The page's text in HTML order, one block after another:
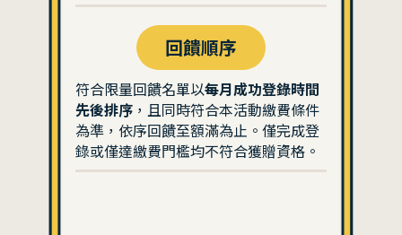
回饋順序
符合限量回饋名單以每月成功登錄時間
先後排序 ，且同時符合本活動繳費條件
為準，依序回饋至額滿為止。僅完成登
錄或僅達繳費門檻均不符合獲贈資格。